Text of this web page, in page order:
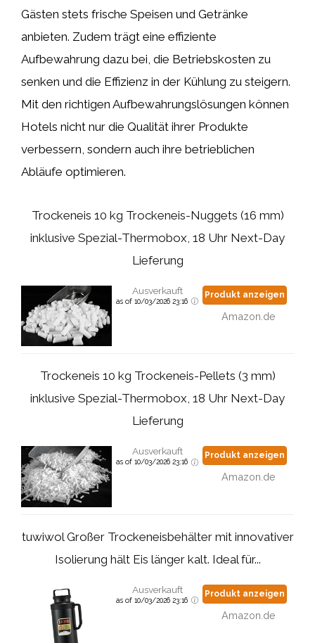
Gästen stets frische Speisen und Getränke
anbieten. Zudem trägt eine effiziente
Aufbewahrung dazu bei, die Betriebskosten zu
senken und die Effizienz in der Kühlung zu steigern.
Mit den richtigen Aufbewahrungslösungen können
Hotels nicht nur die Qualität ihrer Produkte
verbessern, sondern auch ihre betrieblichen
Abläufe optimieren.
Trockeneis 10 kg Trockeneis-Nuggets (16 mm)
inklusive Spezial-Thermobox, 18 Uhr Next-Day
Lieferung
Ausverkauft
as of 10/03/2026 23:16
Produkt anzeigen
Amazon.de
Trockeneis 10 kg Trockeneis-Pellets (3 mm)
inklusive Spezial-Thermobox, 18 Uhr Next-Day
Lieferung
Ausverkauft
as of 10/03/2026 23:16
Produkt anzeigen
Amazon.de
tuwiwol Großer Trockeneisbehälter mit innovativer
Isolierung hält Eis länger kalt. Ideal für...
Ausverkauft
as of 10/03/2026 23:16
Produkt anzeigen
Amazon.de